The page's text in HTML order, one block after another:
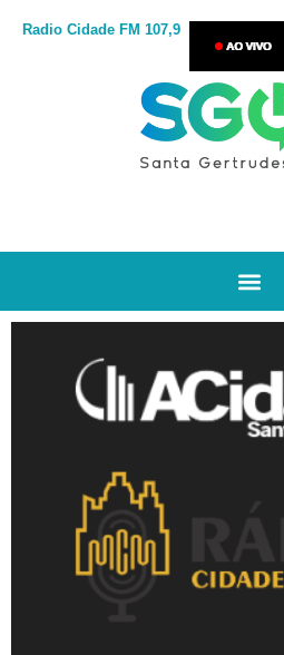
Radio Cidade FM 107,9